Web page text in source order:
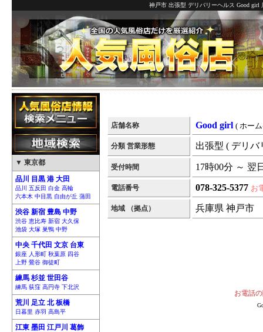
神戸市 出張型 デリバリーヘルス Good
▼ 東京都
品川 目黒 港 大田
品川 五反田 白金 高輪
六本木 中目黒 自由が丘 蒲田
渋谷 新宿 豊島 中野
渋谷 恵比寿 新宿 大久保
池袋 大塚 巣鴨 中野
中央 千代田 文京 台東
銀座 人形町 秋葉原 四谷
上野 鶯谷 御徒町
練馬 杉並 世田谷
練馬 荻窪 高円寺 下北沢
荒川 足立 北 板橋
日暮里 赤羽 高島平
江東 墨田 江戸川 葛飾
店舗名称 Good girl ( ホー
分類 営業形態 出張型 ( デリバ
受付時間 17時00分 ～ 翌
電話番号 078-325-5377 お
地域 （拠点） 兵庫県 神戸市
お電話